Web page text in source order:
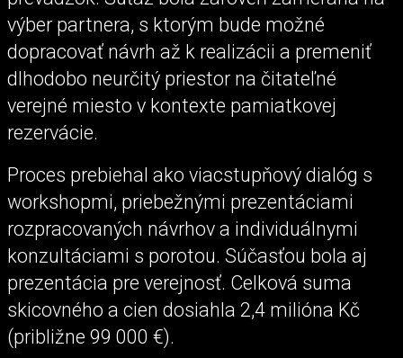
výber partnera, s ktorým bude možné
dopracovať návrh až k realizácii a premeniť
dlhodobo neurčitý priestor na čitateľné
verejné miesto v kontexte pamiatkovej
rezervácie.
Proces prebiehal ako viacstupňový dialóg s
workshopmi, priebežnými prezentáciami
rozpracovaných návrhov a individuálnymi
konzultáciami s porotou. Súčasťou bola aj
prezentácia pre verejnosť. Celková suma
skicovného a cien dosiahla 2,4 milióna Kč
(približne 99 000 €).